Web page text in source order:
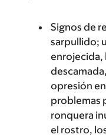
Signos de
sarpullido;
enrojecida,
opresión
problemas
ronquera
el rostro,